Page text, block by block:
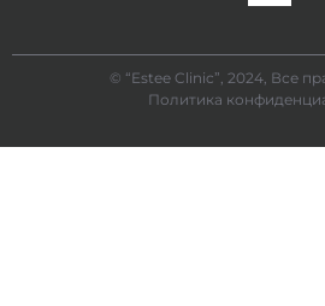
© “Estee Clinic”, 2024, Все
Политика